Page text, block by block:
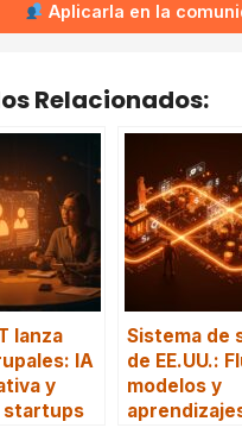
Aplicarla en la
Relacionados:
lanza
IA
y
startups
Sistema de
de EE.UU.:
modelos y